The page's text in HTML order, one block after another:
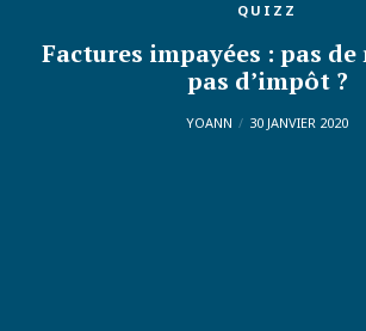
QUIZZ
Factures impayées : pas
pas d’impôt ?
YOANN 30 JANVIER 2020